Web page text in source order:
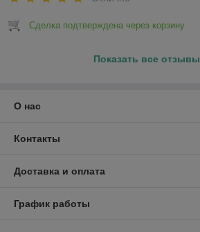
Сделка подтверждена через корзину
Показать все отзывы
О нас
Контакты
Доставка и оплата
График работы